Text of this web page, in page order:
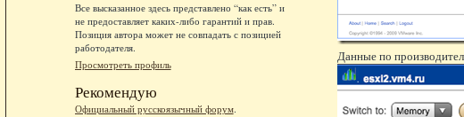
Все высказанное здесь представлено “как есть” и
не предоставляет каких-либо гарантий и прав.
Позиция автора может не совпадать с позицией
работодателя.
Просмотреть профиль
Рекомендую
Официальный русскоязычный форум.
Данные по